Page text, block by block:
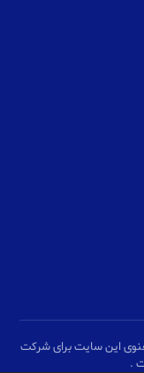
این سایت برای شرکت
.